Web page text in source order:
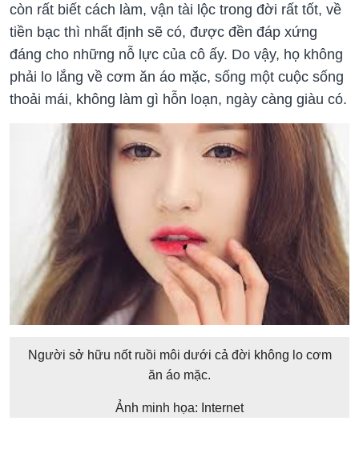
còn rất biết cách làm, vận tài lộc trong đời rất tốt, về
tiền bạc thì nhất định sẽ có, được đền đáp xứng
đáng cho những nỗ lực của cô ấy. Do vậy, họ không
phải lo lắng về cơm ăn áo mặc, sống một cuộc sống
thoải mái, không làm gì hỗn loạn, ngày càng giàu có.
Người sở hữu nốt ruồi môi dưới cả đời không lo cơm
ăn áo mặc.
Ảnh minh họa: Internet